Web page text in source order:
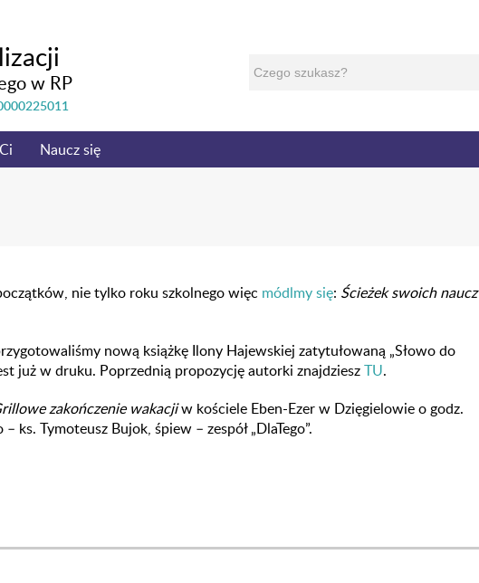
w RP
Naucz się
nie tylko roku szkolnego więc módlmy się: Ścieżek swoich naucz
nową książkę Ilony Hajewskiej zatytułowaną „Słowo do
już w druku. Poprzednią propozycję autorki znajdzieszTU.
zakończenie wakacjiw kościele Eben-Ezer w Dzięgielowie o godz.
ks. Tymoteusz Bujok, śpiew – zespół „DlaTego”.